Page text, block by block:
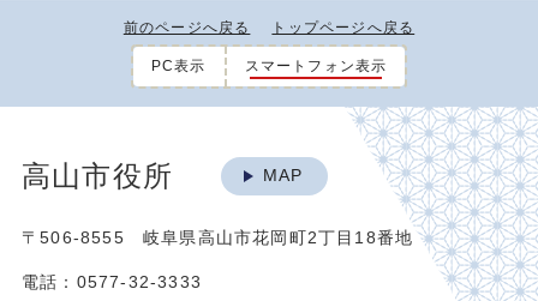
前のページへ戻る トップページへ戻る
PC表示 スマートフォン表示
高山市役所 MAP
〒506-8555 岐阜県高山市花岡町2丁目18番地
電話：0577-32-3333